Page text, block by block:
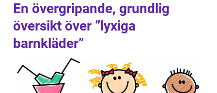
En övergripande, grundlig
översikt över ”lyxiga
barnkläder”